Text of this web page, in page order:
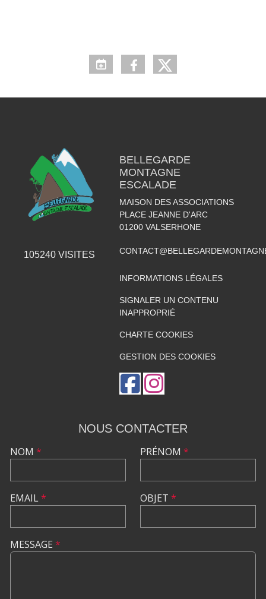
105240 VISITES
BELLEGARDE
MONTAGNE
ESCALADE
MAISON DES ASSOCIATIONS
PLACE JEANNE D'ARC
01200 VALSERHONE
INFORMATIONS LÉGALES
SIGNALER UN CONTENU
INAPPROPRIÉ
CHARTE COOKIES
GESTION DES COOKIES
NOUS CONTACTER
NOM *
EMAIL*
PRÉNOM *
OBJET *
MESSAGE *